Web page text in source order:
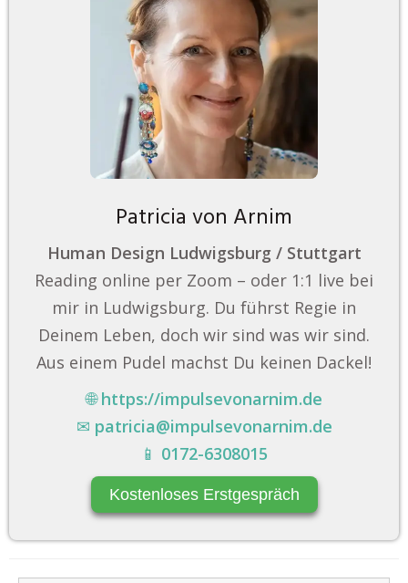
Patricia von Arnim
Human Design Ludwigsburg / Stuttgart
Reading online per Zoom – oder 1:1 live bei
mir in Ludwigsburg. Du führst Regie in
Deinem Leben, doch wir sind was wir sind.
Aus einem Pudel machst Du keinen Dackel!
🌐https://impulsevonarnim.de
✉ patricia@impulsevonarnim.de
📱 0172-6308015
Kostenloses Erstgespräch